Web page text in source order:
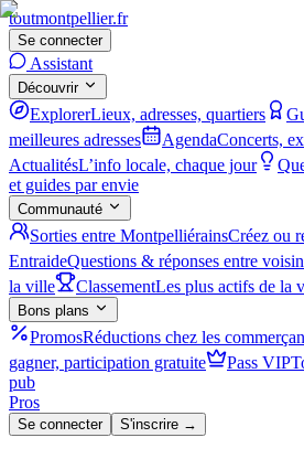
toutmontpellier.fr
Se connecter
Assistant
Découvrir
ExplorerLieux, adresses, quartiers
meilleures adresses
AgendaConcerts,
ActualitésL’info locale, chaque jour
et guides par envie
Communauté
Sorties entre MontpelliérainsCréez ou
EntraideQuestions & réponses entre
la ville
ClassementLes plus actifs de la
Bons plans
PromosRéductions chez les
gagner, participation gratuite
Pass VIP
pub
Pros
Se connecter S'inscrire →